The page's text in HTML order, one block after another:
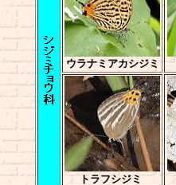
ウラナミアカシジミ
トラフシジミ